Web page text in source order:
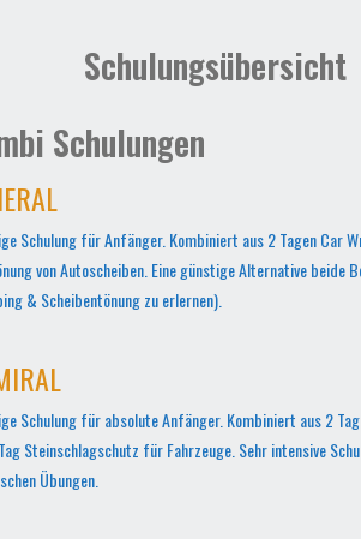
Schulungsübersicht
Schulungen
Schulung für Anfänger. Kombiniert aus 2 Tagen Car
von Autoscheiben. Eine günstige Alternative beide
& Scheibentönung zu erlernen).
Schulung für absolute Anfänger. Kombiniert aus 2
Steinschlagschutz für Fahrzeuge. Sehr intensive
Übungen.